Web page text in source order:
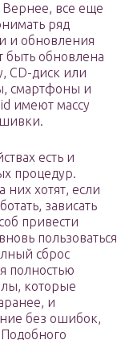
Вернее, все еще
ряд
и обновления
быть обновлена
CD-диск или
смартфоны и
имеют массу
есть и
процедур.
них хотят, если
зависать
привести
пользоваться
сброс
полностью
которые
и
без ошибок,